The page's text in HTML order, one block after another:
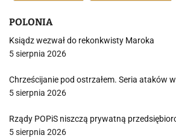
POLONIA
Ksiądz wezwał do rekonkwisty Maroka
5 sierpnia 2026
Chrześcijanie pod ostrzałem. Seria ataków
5 sierpnia 2026
Rządy POPiS niszczą prywatną
5 sierpnia 2026